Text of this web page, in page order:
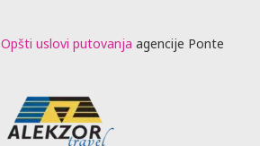
Opšti uslovi putovanja agencije Ponte